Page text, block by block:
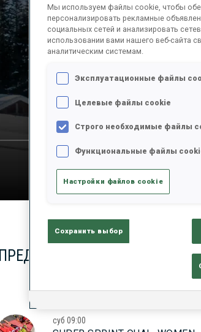
ПРЕДСТОЯЩИЕ
суб 09:00
Мы используем файлы cookie, чтобы
персонализировать рекламные
социальных сетей и анализировать
использовании вами нашего веб-сайта
аналитическим системам.
Эксплуатационные файлы
Целевые файлы cookie
Строго необходимые файлы
Функциональные файлы
Настройки файлов cookie
Сохранить выбор